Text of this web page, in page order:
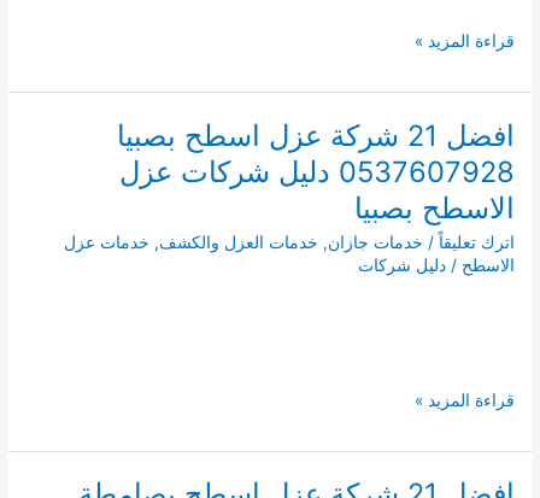
افضل
عزل
اسطح
بضمد
0503790908
قراءة المزيد »
افضل 21 شركة عزل اسطح بصبيا
0537607928 دليل شركات عزل
الاسطح بصبيا
اترك تعليقاً / خدمات جازان, خدمات العزل والكشف, خدمات عزل
الاسطح /دليل شركات
افضل
شركة
عزل
قراءة المزيد »